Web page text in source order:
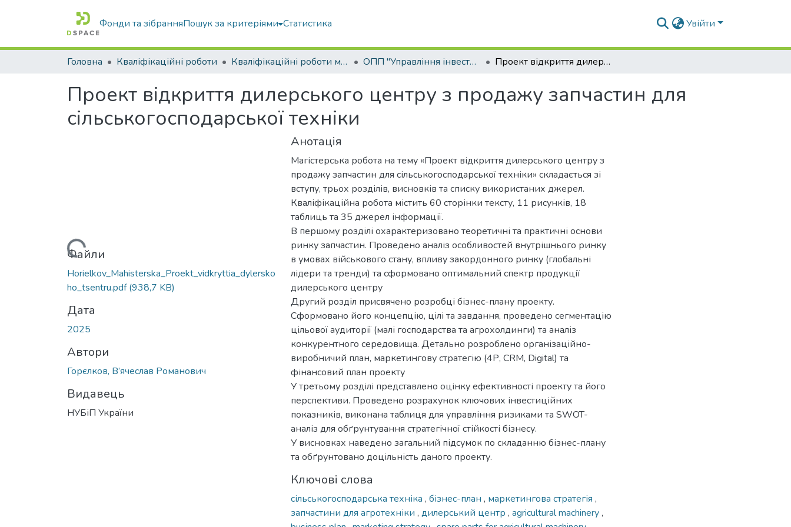
Фонди та зібранняПошук за критеріями Статистика Увійти
Головна Кваліфікаційні роботи Кваліфікаційні роботи магістрів ОПП "Управління інвестиційною діяльністю та міжнародними проектами" Проект відкриття дилерського центру з продажу запчастин для сільськогосподарської техніки
Проект відкриття дилерського центру з продажу запчастин для
сільськогосподарської техніки
Вантажиться...Файли
Horielkov_Mahisterska_Proekt_vidkryttia_dylersko
ho_tsentru.pdf(938,7 KB)
Дата
2025
Автори
Горєлков, В’ячеслав Романович
Видавець
НУБіП України
Анотація
Магістерська робота на тему «Проект відкриття дилерського центру з
продажу запчастин для сільськогосподарської техніки» складається зі
вступу, трьох розділів, висновків та списку використаних джерел.
Кваліфікаційна робота містить 60 сторінки тексту, 11 рисунків, 18
таблиць та 35 джерел інформації.
В першому розділі охарактеризовано теоретичні та практичні основи
ринку запчастин. Проведено аналіз особливостей внутрішнього ринку
в умовах військового стану, впливу закордонного ринку (глобальні
лідери та тренди) та сформовано оптимальний спектр продукції
дилерського центру
Другий розділ присвячено розробці бізнес-плану проекту.
Сформовано його концепцію, цілі та завдання, проведено сегментацію
цільової аудиторії (малі господарства та агрохолдинги) та аналіз
конкурентного середовища. Детально розроблено організаційно-
виробничий план, маркетингову стратегію (4Р, CRM, Digital) та
фінансовий план проекту
У третьому розділі представлено оцінку ефективності проекту та його
перспективи. Проведено розрахунок ключових інвестиційних
показників, виконана таблиця для управління ризиками та SWOT-
аналіз для обґрунтування стратегічної стійкості бізнесу.
У висновках наведено загальний підсумок по складанню бізнес-плану
та обґрунтовано доцільність даного проекту.
Ключові слова
сільськогосподарська техніка , бізнес-план , маркетингова стратегія ,
запчастини для агротехніки , дилерський центр , agricultural machinery,